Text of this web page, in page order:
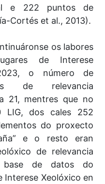
e 222 puntos de
Cortés et al., 2013).
os labores
de Interese
o número de
de relevancia
21, mentres que no
LIG, dos cales 252
do proxecto
e o resto eran
de relevancia
de datos do
Interese Xeolóxico en